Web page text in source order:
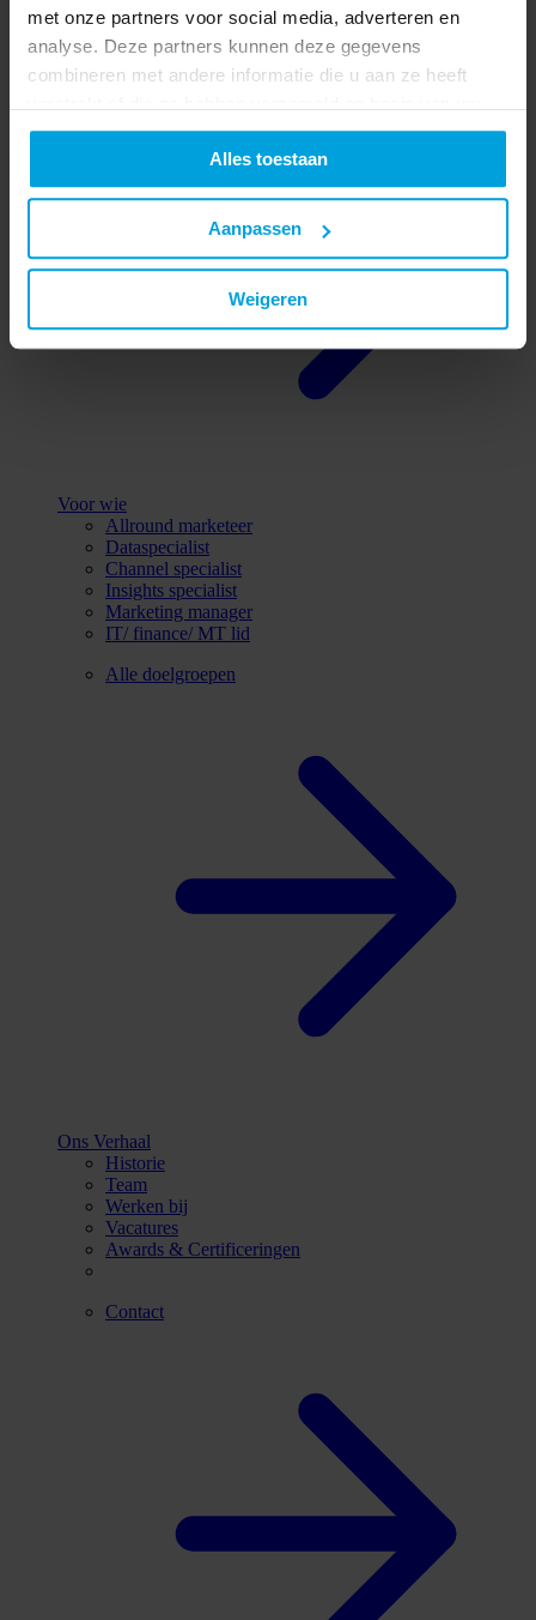
met onze partners voor social media, adverteren en
analyse. Deze partners kunnen deze gegevens
combineren met andere informatie die u aan ze heeft
gebruik van hun services.
Alles toestaan
Aanpassen
Weigeren
Alle redenen
Voor wie
Allround marketeer
Dataspecialist
Channel specialist
Insights specialist
Marketing manager
IT/ finance/ MT lid
Alle doelgroepen
Ons Verhaal
Historie
Team
Werken bij
Vacatures
Awards & Certificeringen
Contact